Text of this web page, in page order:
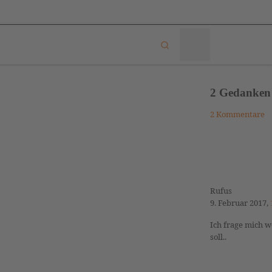
2
2 Kommentare
Rufus
9. Februar 2017,
Ich frage mich
soll..